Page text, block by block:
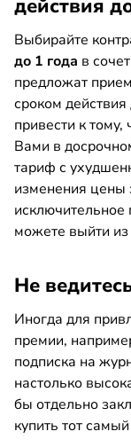
действия
Выбирайте
до 1 года в
предложат
сроком действия
привести к тому,
Вами в
тариф с
изменения цены
исключительное
можете выйти
Не
Иногда для
премии,
подписка на
настолько
бы отдельно
купить тот